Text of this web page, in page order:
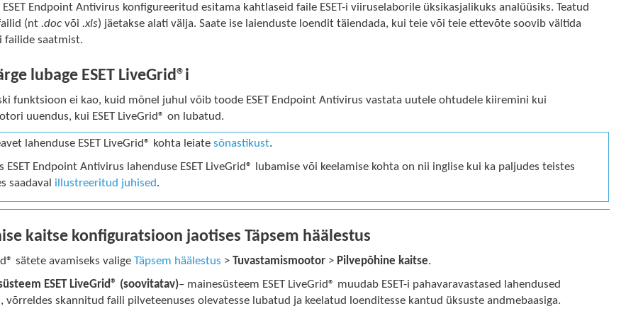
Endpoint Antivirus konfigureeritud esitama kahtlaseid faile ESET-i viiruselaborile üksikasjalikuks analüüsiks. Teatud
(nt .doc või .xls) jäetakse alati välja. Saate ise laienduste loendit täiendada, kui teie või teie ettevõte soovib vältida
failide saatmist.
lubage ESET LiveGrid®i
funktsioon ei kao, kuid mõnel juhul võib toode ESET Endpoint Antivirus vastata uutele ohtudele kiiremini kui
uuendus, kui ESET LiveGrid® on lubatud.
lahenduse ESET LiveGrid® kohta leiatesõnastikust.
ESET Endpoint Antivirus lahenduse ESET LiveGrid® lubamise või keelamise kohta on nii inglise kui ka paljudes teistes
saadaval illustreeritud juhised.
kaitse konfiguratsioon jaotises Täpsem häälestus
sätete avamiseks valigeTäpsem häälestus >Tuvastamismootor > Pilvepõhine kaitse.
ESET LiveGrid® (soovitatav)– mainesüsteem ESET LiveGrid® muudab ESET-i pahavaravastased lahendused
võrreldes skannitud faili pilveteenuses olevatesse lubatud ja keelatud loenditesse kantud üksuste andmebaasiga.